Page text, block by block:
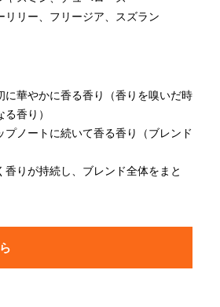
リリー、フリージア、スズラン
に華やかに香る香り（香りを嗅いだ時
香り）
プノートに続いて香る香り（ブレンド
香りが持続し、ブレンド全体をまと